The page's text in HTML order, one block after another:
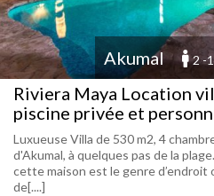
Akumal 2 -
Riviera Maya Location
piscine privée et
Luxueuse Villa de 530 m2, 4
d'Akumal, à quelques pas de la
cette maison est le genre d’endroit
de[....]